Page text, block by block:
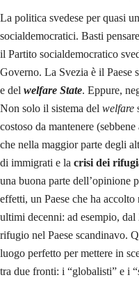
La politica svedese per quasi
socialdemocratici. Basti
il Partito socialdemocratico
Governo. La Svezia è il Paese
e del welfare State. Eppure,
Non solo il sistema del welfare
costoso da mantenere
che nella maggior parte degli
di immigrati e la crisi dei
una buona parte dell’opinione
effetti, un Paese che ha
ultimi decenni: ad esempio,
rifugio nel Paese scandinavo.
luogo perfetto per mettere in
tra due fronti: i “globalisti” e i